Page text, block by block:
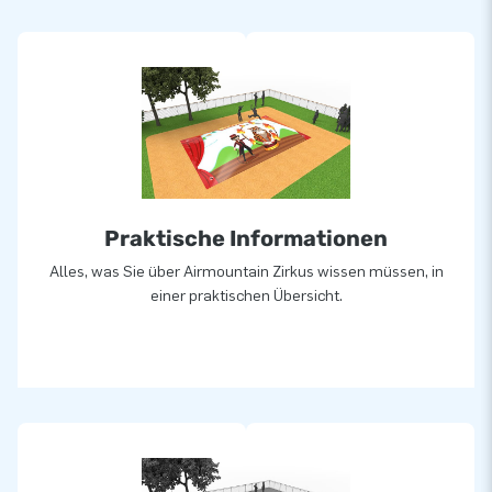
Materialien gefertigt. Sie werden standardmäßig mit den
richtigen Zertifizierungen und Handbüchern für den
professionellen öffentlichen Gebrauch geliefert.
Standard-Airmountains können in ca. 2 - 4 Wochen geliefert
Poersonalisiert
Praktische Informationen
Alles, was Sie über Airmountain Zirkus wissen müssen, in
einer praktischen Übersicht.